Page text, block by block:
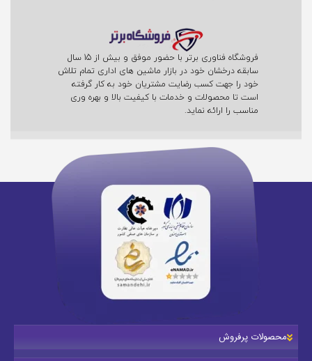
فروشگاه فناوری برتر با حضور موفق و بیش از 15 سال
سابقه درخشان خود در بازار ماشین های اداری تمام تلاش
خود را جهت کسب رضایت مشتریان خود به کار گرفته
است تا محصولات و خدمات با کیفیت بالا و بهره وری
مناسب را ارائه نماید.
محصولات پرفروش